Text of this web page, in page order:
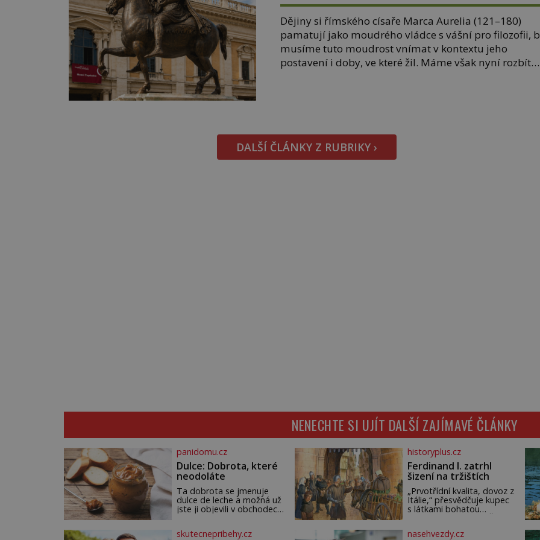
Dějiny si římského císaře Marca Aurelia (121–180)
pamatují jako moudrého vládce s vášní pro filozofii,
musíme tuto moudrost vnímat v kontextu jeho
postavení i doby, ve které žil. Máme však nyní rozbít
DALŠÍ ČLÁNKY Z RUBRIKY ›
NENECHTE SI UJÍT DALŠÍ ZAJÍMAVÉ ČLÁNKY
panidomu.cz
Dulce: Dobrota, které
neodoláte
Ta dobrota se jmenuje
dulce de leche a možná už
jste ji objevili v obchodech.
ještě lepší. Název je
historyplus.cz
Ferdinand I. zatrhl
šizení na tržištích
„Prvotřídní kvalita, dovoz z
Itálie,“ přesvědčuje kupec
s látkami bohatou
mušelínu. „Vezmu si pět
skutecnepribehy.cz nasehvezdy.cz